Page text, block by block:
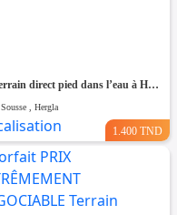
2 Terrain direct pied dans l’eau à Hergla
Sousse , Hergla
1.400 TND